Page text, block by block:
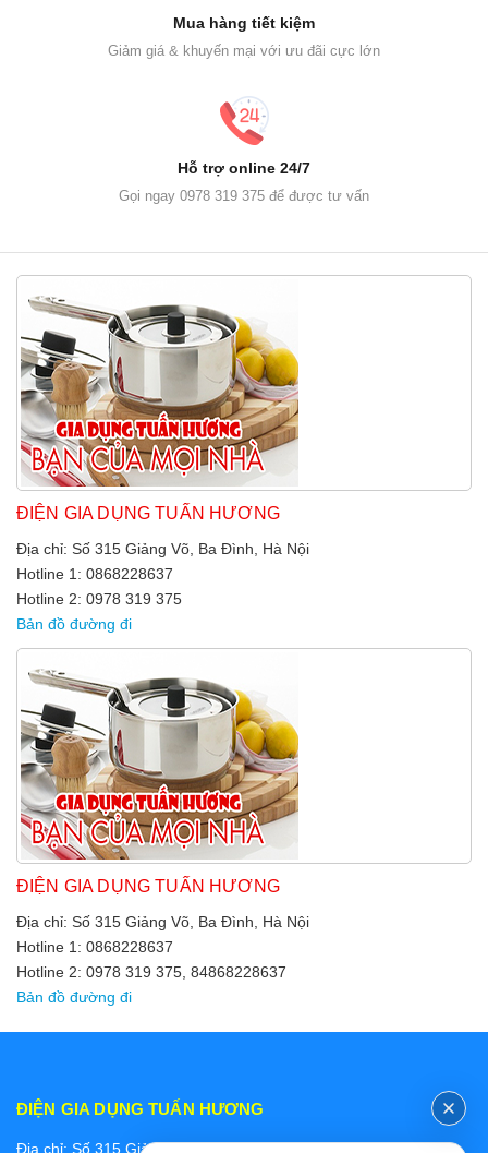
Mua hàng tiết kiệm
Giảm giá & khuyến mại với ưu đãi cực lớn
Hỗ trợ online 24/7
Gọi ngay 0978 319 375 để được tư vấn
ĐIỆN GIA DỤNG TUẤN HƯƠNG
Địa chỉ: Số 315 Giảng Võ, Ba Đình, Hà Nội
Hotline 1: 0868228637
Hotline 2: 0978 319 375
Bản đồ đường đi
ĐIỆN GIA DỤNG TUẤN HƯƠNG
Địa chỉ: Số 315 Giảng Võ, Ba Đình, Hà Nội
Hotline 1: 0868228637
Hotline 2: 0978 319 375, 84868228637
Bản đồ đường đi
ĐIỆN GIA DỤNG TUẤN HƯƠNG
Địa chỉ: Số 315 Giảng Võ, Ba Đình, Hà Nội